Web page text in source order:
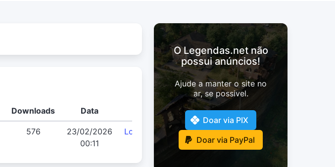
Downloads Data Usuário
576
23/02/2026
00:11
LosChulosTeam
O Legendas.net não
possui anúncios!
Ajude a manter o site no
ar, se possivel.
Doar via PIX
Doar via PayPal